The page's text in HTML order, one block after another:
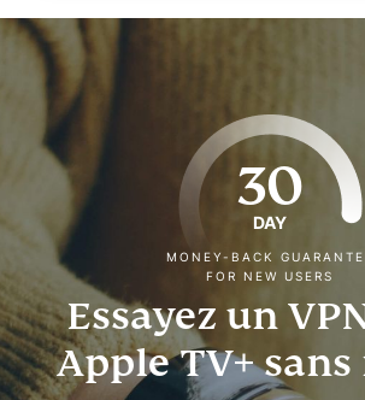
30
DAY
MONEY-BACK
FOR NEW USERS
Essayez un
Apple TV+